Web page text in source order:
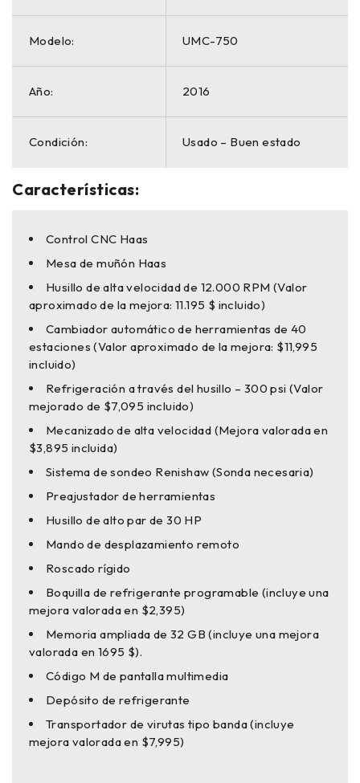
Modelo: UMC-750
Año: 2016
Condición: Usado – Buen estado
Características:
Control CNC Haas
Mesa de muñón Haas
Husillo de alta velocidad de 12.000 RPM (Valor
aproximado de la mejora: 11.195 $ incluido)
Cambiador automático de herramientas de 40
estaciones (Valor aproximado de la mejora: $11,995
incluido)
Refrigeración a través del husillo – 300 psi (Valor
mejorado de $7,095 incluido)
Mecanizado de alta velocidad (Mejora valorada en
$3,895 incluida)
Sistema de sondeo Renishaw (Sonda necesaria)
Preajustador de herramientas
Husillo de alto par de 30 HP
Mando de desplazamiento remoto
Roscado rígido
Boquilla de refrigerante programable (incluye una
mejora valorada en $2,395)
Memoria ampliada de 32 GB (incluye una mejora
valorada en 1695 $).
Código M de pantalla multimedia
Depósito de refrigerante
Transportador de virutas tipo banda (incluye
mejora valorada en $7,995)